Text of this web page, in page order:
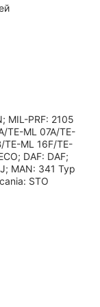
MIL-PRF: 2105
TE-ML 07A/TE-
TE-ML 16F/TE-
DAF: DAF;
MAN: 341 Typ
STO